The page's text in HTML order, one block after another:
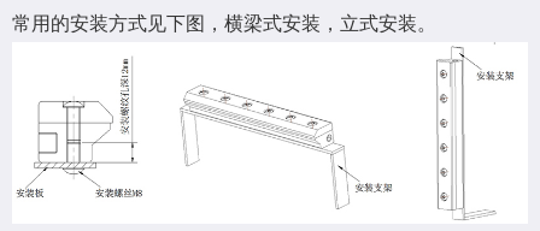
常用的安装方式见下图，横梁式安装，立式安装。